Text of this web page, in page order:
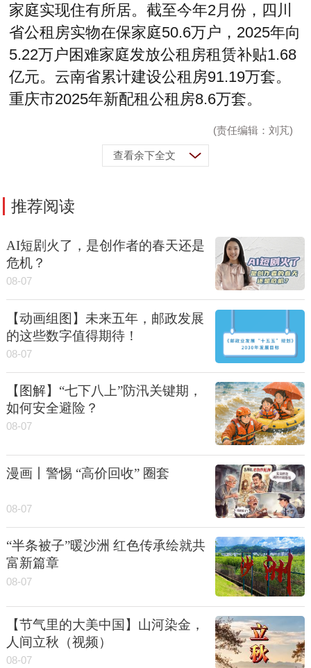
家庭实现住有所居。截至今年2月份，四川
省公租房实物在保家庭50.6万户，2025年向
5.22万户困难家庭发放公租房租赁补贴1.68
亿元。云南省累计建设公租房91.19万套。
重庆市2025年新配租公租房8.6万套。
(责任编辑：刘芃)
查看余下全文
推荐阅读
AI短剧火了，是创作者的春天还是
危机？
08-07
【动画组图】未来五年，邮政发展
的这些数字值得期待！
08-07
【图解】“七下八上”防汛关键期，
如何安全避险？
08-07
漫画丨警惕 “高价回收” 圈套
08-07
“半条被子”暖沙洲 红色传承绘就共
富新篇章
08-07
【节气里的大美中国】山河染金，
人间立秋（视频）
08-07